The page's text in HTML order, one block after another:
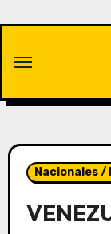
contenido
Nacionales